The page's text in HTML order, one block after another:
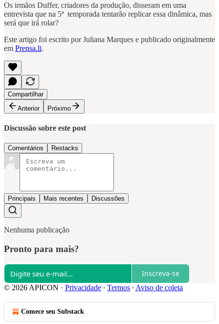
Os irmãos Duffer, criadores da produção, disseram em uma
entrevista que na 5ª temporada tentarão replicar essa dinâmica, mas
será que irá rolar?
Este artigo foi escrito por Juliana Marques e publicado originalmente
em Prensa.li.
Compartilhar
Anterior
Próximo
Discussão sobre este post
Comentários Restacks
Principais Mais recentes Discussões
Nenhuma publicação
Pronto para mais?
Inscreva-se
© 2026 APICON · Privacidade ∙ Termos ∙ Aviso de coleta
Comece seu Substack